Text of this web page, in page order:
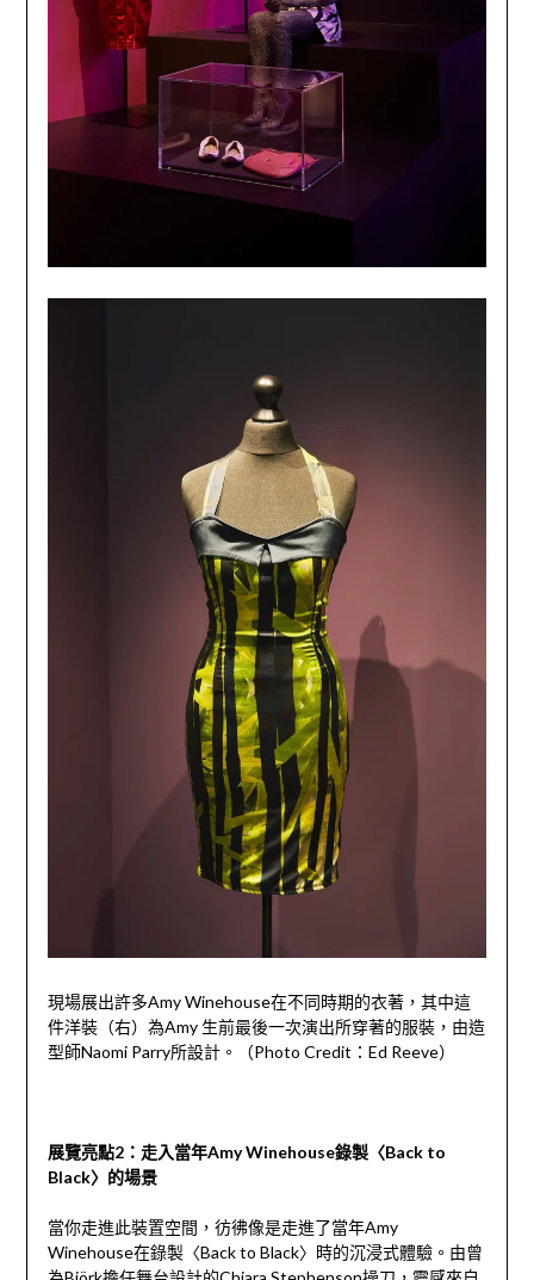
現場展出許多Amy Winehouse在不同時期的衣著，其中這
件洋裝（右）為Amy 生前最後一次演出所穿著的服裝，由造
型師Naomi Parry所設計。（Photo Credit：Ed Reeve）
展覽亮點2：走入當年Amy Winehouse錄製〈Back to
Black〉的場景
當你走進此裝置空間，彷彿像是走進了當年Amy
Winehouse在錄製〈Back to Black〉時的沉浸式體驗。由曾